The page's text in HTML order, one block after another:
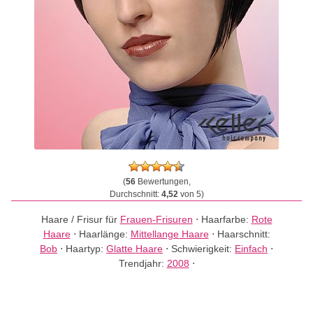
(56Bewertungen,
Durchschnitt: 4,52von 5)
Haare / Frisur für Frauen-Frisuren ⋅ Haarfarbe: Rote
Haare⋅ Haarlänge: Mittellange Haare⋅ Haarschnitt:
Bob ⋅ Haartyp: Glatte Haare ⋅ Schwierigkeit: Einfach ⋅
Trendjahr: 2008 ⋅